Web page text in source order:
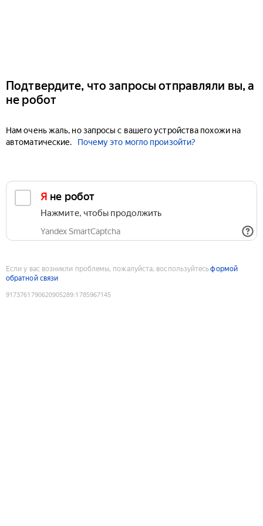
Подтвердите, что запросы отправляли вы, а
не робот
Нам очень жаль, но запросы с вашего устройства похожи на
автоматические.
Почему это могло произойти?
Я не робот
Нажмите, чтобы продолжить
Yandex SmartCaptcha
Если у вас возникли проблемы, пожалуйста, воспользуйтесьформой
обратной связи
9173761790620905289:1785967145